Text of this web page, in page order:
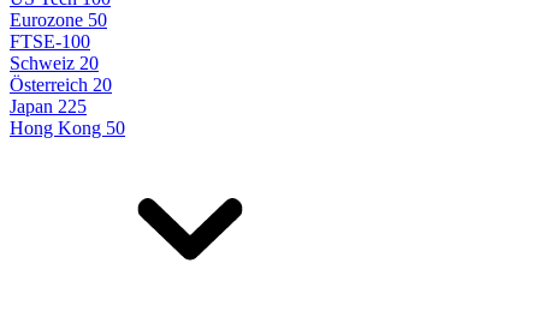
Eurozone 50
FTSE-100
Schweiz 20
Österreich 20
Japan 225
Hong Kong 50